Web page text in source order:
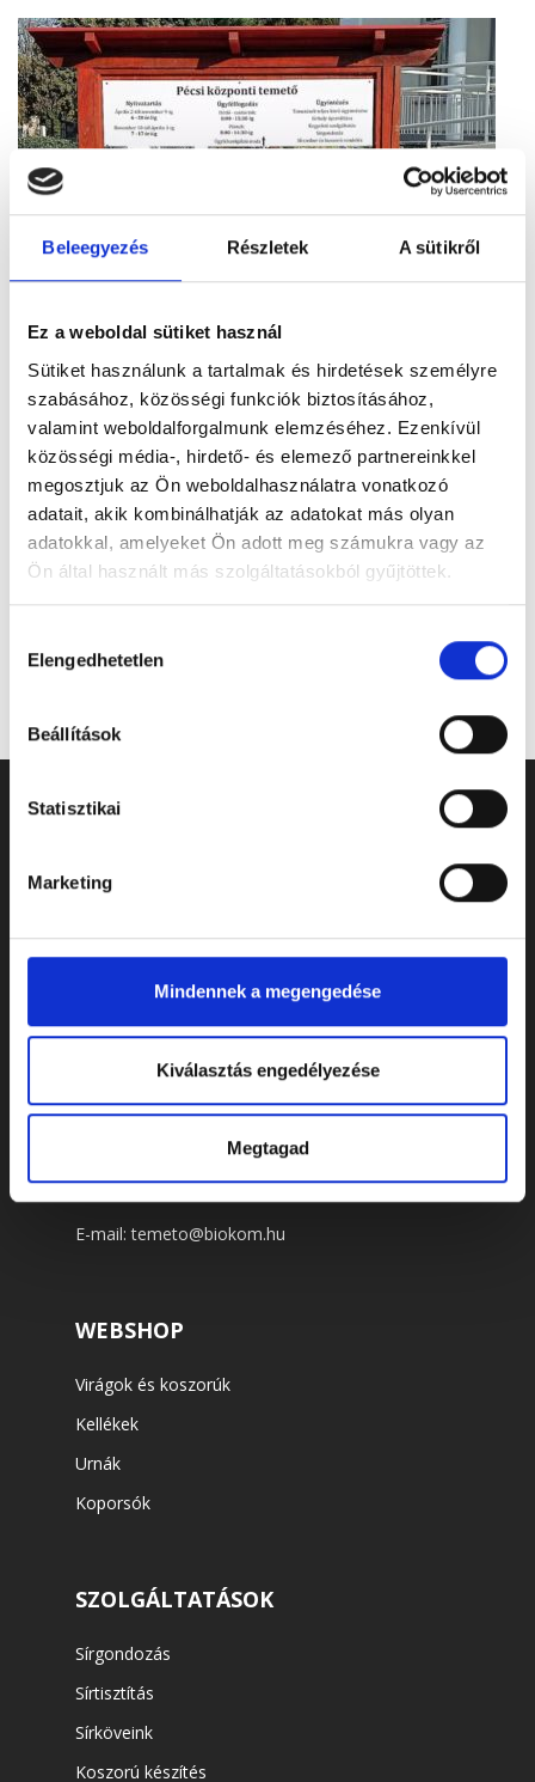
Beleegyezés Részletek A sütikről
Ez a weboldal sütiket használ
Sütiket használunk a tartalmak és hirdetések személyre
szabásához, közösségi funkciók biztosításához,
valamint weboldalforgalmunk elemzéséhez. Ezenkívül
közösségi média-, hirdető- és elemező partnereinkkel
megosztjuk az Ön weboldalhasználatra vonatkozó
adatait, akik kombinálhatják az adatokat más olyan
adatokkal, amelyeket Ön adott meg számukra vagy az
Ön által használt más szolgáltatásokból gyűjtöttek.
kiválasztása
Elengedhetetlen
Beállítások
Statisztikai
Marketing
Mindennek a megengedése
Kiválasztás engedélyezése
Megtagad
Figyelem! Módosul a Pécsi Köztemető
ügyfélszolgálatának nyitvatartása
A tartós hőhullám miatt bevezetett
takarékossági intézkedések részeként módosul
a Pécsi Köztemető ügyfélszolgálatának
nyitvatartása: 2026. augusztus 3–8. között,
hétfőtől szombatig 12 óráig várják az ügyfeleket.
Tovább
ELÉRHETŐSÉGEK
Cím: 7622 Pécs, Siklósi út 43.
E-mail:temeto@biokom.hu
WEBSHOP
Virágok és koszorúk
Kellékek
Urnák
Koporsók
SZOLGÁLTATÁSOK
Sírgondozás
Sírtisztítás
Sírköveink
Koszorú készítés